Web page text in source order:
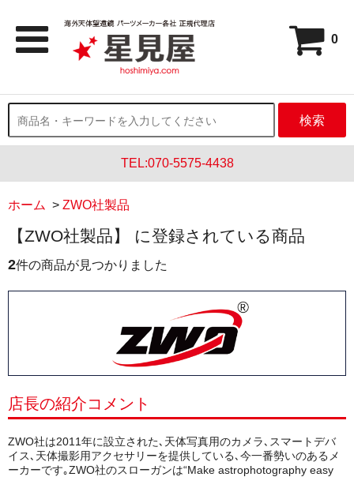
0
検索
TEL:070-5575-4438
ホーム > ZWO社製品
【ZWO社製品】 に登録されている商品
2件の商品が見つかりました
店長の紹介コメント
ZWO社は2011年に設立された､天体写真用のカメラ､スマートデバ
イス､天体撮影用アクセサリーを提供している､今一番勢いのあるメ
ーカーです｡ZWO社のスローガンは“Make astrophotography easy